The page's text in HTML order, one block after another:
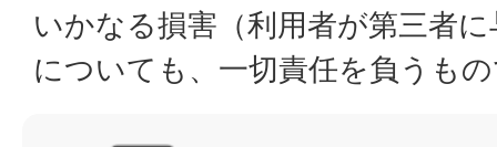
いかなる損害（利用者が第三者
についても、一切責任を負うも